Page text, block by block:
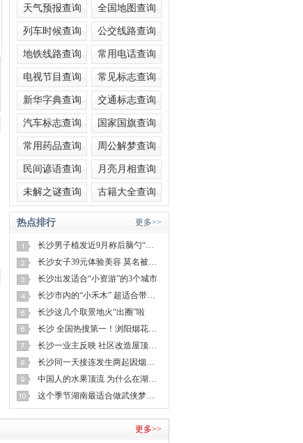
庆火锅村
16000元
电器坏了都找他修
天气预报查询 全国地图查询
列车时候查询 公交线路查询
地铁线路查询 常用电话查询
电视节目查询 常见标志查询
新华字典查询 交通标志查询
汽车标志查询 国家国旗查询
常用药品查询 周公解梦查询
民间谚语查询 月亮月相查询
未解之谜查询 古籍大全查询
更多>>
热点排行
长沙男子植发近9月称后脑勺“像狗啃过”
长沙女子39元体验美容 莫名被刷1万多
长沙出发适合“小资游”的3个城市
长沙市内的“小禾木” 超适合带娃寻觅冬日“野趣”
长沙这几个取景地火“出圈”啦
长沙 全国热搜第一！浏阳烟花放大招
长沙一业主反映 社区改造屋顶后致家漏水？回复来了
长沙同一天接连发生两起因烟头而起的火灾
中国人的水果顶流 为什么在湖南？
这个季节湖南最适合做武侠梦的地方 找到了
更多>>